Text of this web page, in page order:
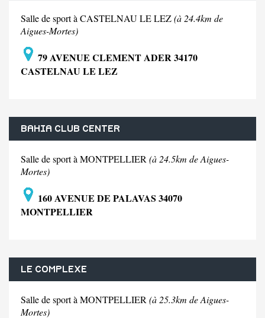
Salle de sport à CASTELNAU LE LEZ(à 24.4km de
Aigues-Mortes)
79 AVENUE CLEMENT ADER 34170
CASTELNAU LE LEZ
BAHIA CLUB CENTER
Salle de sport à MONTPELLIER (à 24.5km de Aigues-
Mortes)
160 AVENUE DE PALAVAS 34070
MONTPELLIER
LE COMPLEXE
Salle de sport à MONTPELLIER (à 25.3km de Aigues-
Mortes)